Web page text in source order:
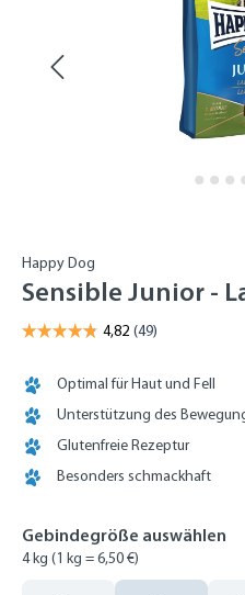
Happy Dog
Sensible Junior -
Optimal für Haut und Fell
Unterstützung des
Glutenfreie Rezeptur
Besonders schmackhaft
Gebindegröße auswählen
4 kg (1 kg = 6,50 €)